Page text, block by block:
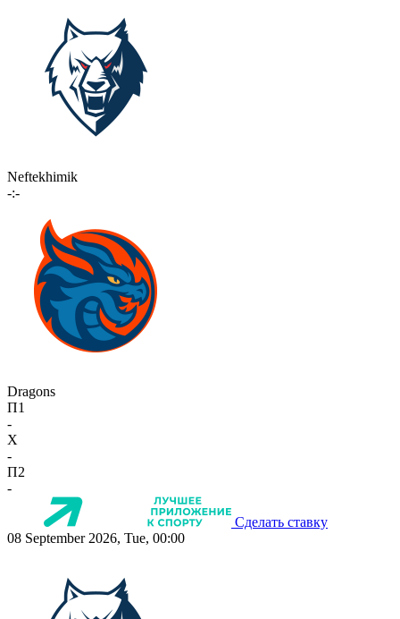
Neftekhimik
-:-
Dragons
П1
-
X
-
П2
-
Сделать ставку
08 September 2026, Tue, 00:00